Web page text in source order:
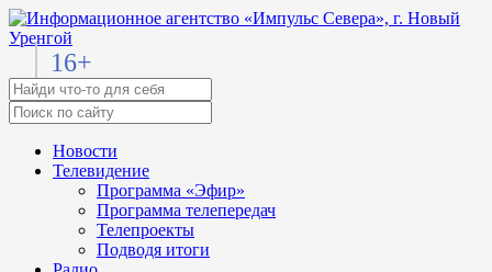
16+
Новости
Телевидение
Программа «Эфир»
Программа телепередач
Телепроекты
Подводя итоги